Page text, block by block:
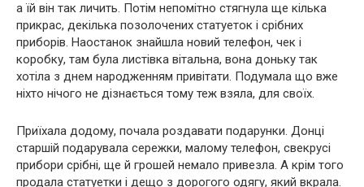
а їй він так личить. Потім непомітно стягнула ще кілька
прикрас, декілька позолочених статуеток і срібних
приборів. Наостанок знайшла новий телефон, чек і
коробку, там була листівка вітальна, вона доньку так
хотіла з днем народженням привітати. Подумала що вже
ніхто нічого не дізнається тому теж взяла, для своїх.
Приїхала додому, почала роздавати подарунки. Донці
старшій подарувала сережки, малому телефон, свекрусі
прибори срібні, ще й грошей немало привезла. А крім того
продала статуетки і дещо з дорогого одягу, який вкрала.